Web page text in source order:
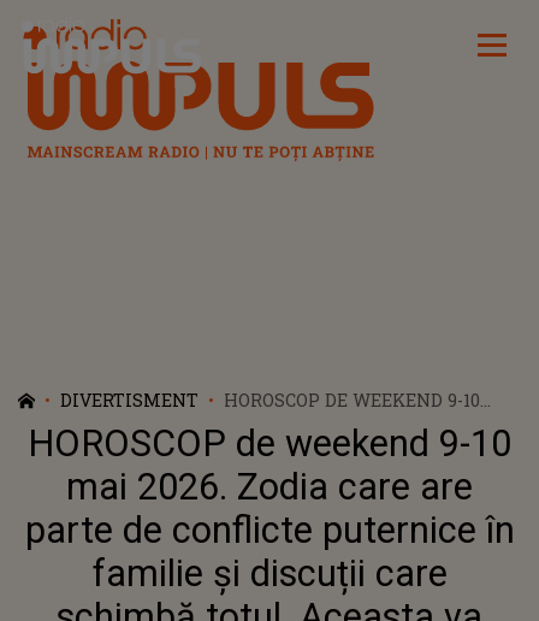
Radio Impuls
DIVERTISMENT
HOROSCOP DE WEEKEND 9-10
MAI 2026. ZODIA CARE ARE
PARTE DE CONFLICTE
PUTERNICE ÎN FAMILIE ȘI
DISCUȚII CARE SCHIMBĂ TOTUL.
ACEASTA VA TRECE CU GREU
PESTE ANUMITE REPROȘURI
HOROSCOP de weekend 9-10
mai 2026. Zodia care are
parte de conflicte puternice în
familie și discuții care